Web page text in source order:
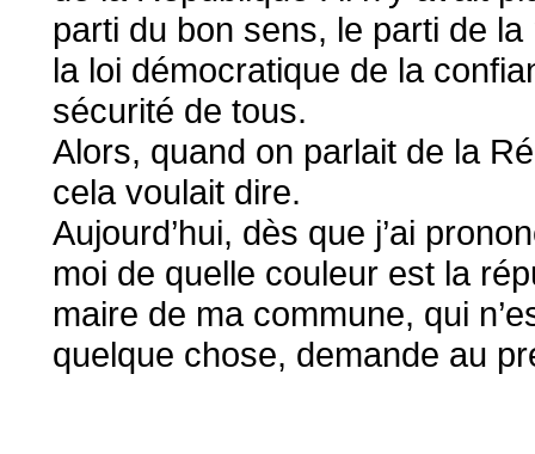
parti du bon sens, le parti de
la loi démocratique de la
sécurité de tous.
Alors, quand on parlait de la
cela voulait dire.
Aujourd’hui, dès que j’ai
moi de quelle couleur est la
maire de ma commune, qui
quelque chose, demande au